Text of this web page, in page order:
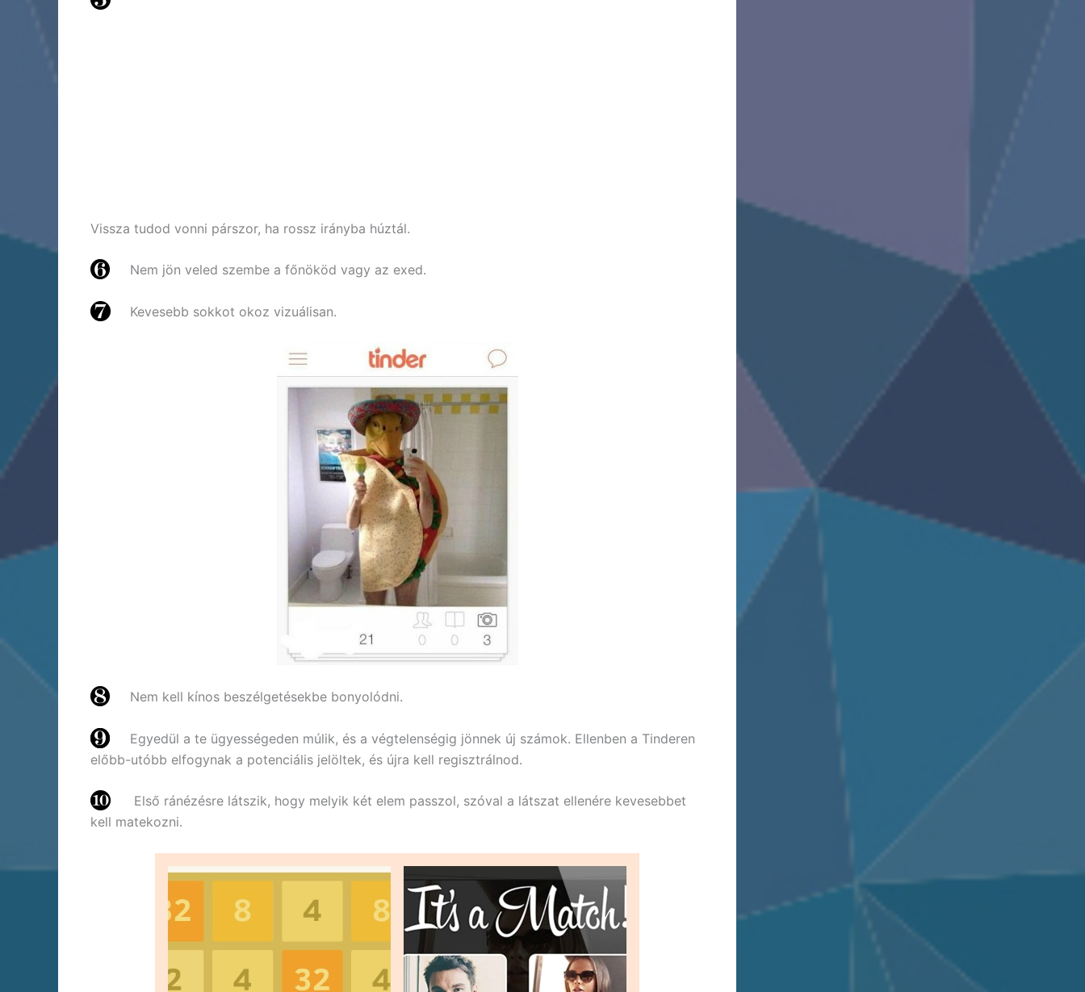
Vissza tudod vonni párszor, ha rossz irányba húztál.
Nem jön veled szembe a főnököd vagy az exed.
Kevesebb sokkot okoz vizuálisan.
Nem kell kínos beszélgetésekbe bonyolódni.
Egyedül a te ügyességeden múlik, és a végtelenségig jönnek új számok. Ellenben a Tinderen
előbb-utóbb elfogynak a potenciális jelöltek, és újra kell regisztrálnod.
Első ránézésre látszik, hogy melyik két elem passzol, szóval a látszat ellenére kevesebbet
kell matekozni.